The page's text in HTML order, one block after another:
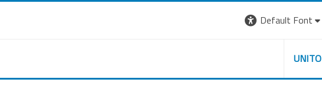
Default Font
UNITO